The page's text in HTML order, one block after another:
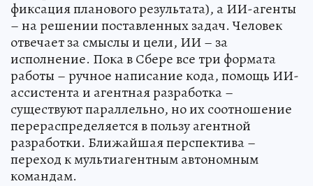
фиксация планового результата), а ИИ-агенты
– на решении поставленных задач. Человек
отвечает за смыслы и цели, ИИ – за
исполнение. Пока в Сбере все три формата
работы – ручное написание кода, помощь ИИ-
ассистента и агентная разработка –
существуют параллельно, но их соотношение
перераспределяется в пользу агентной
разработки. Ближайшая перспектива –
переход к мультиагентным автономным
командам.